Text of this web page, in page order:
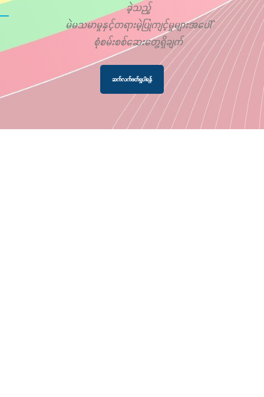
ခဲ့သည့်
မဲမသမာမှုနှင့်တရားမဲ့ပြုကျင့်မှုများအပေါ်
စုံစမ်းစစ်ဆေးတွေ့ရှိချက်
ဆက်လက်ဖတ်ရှုပါရန်